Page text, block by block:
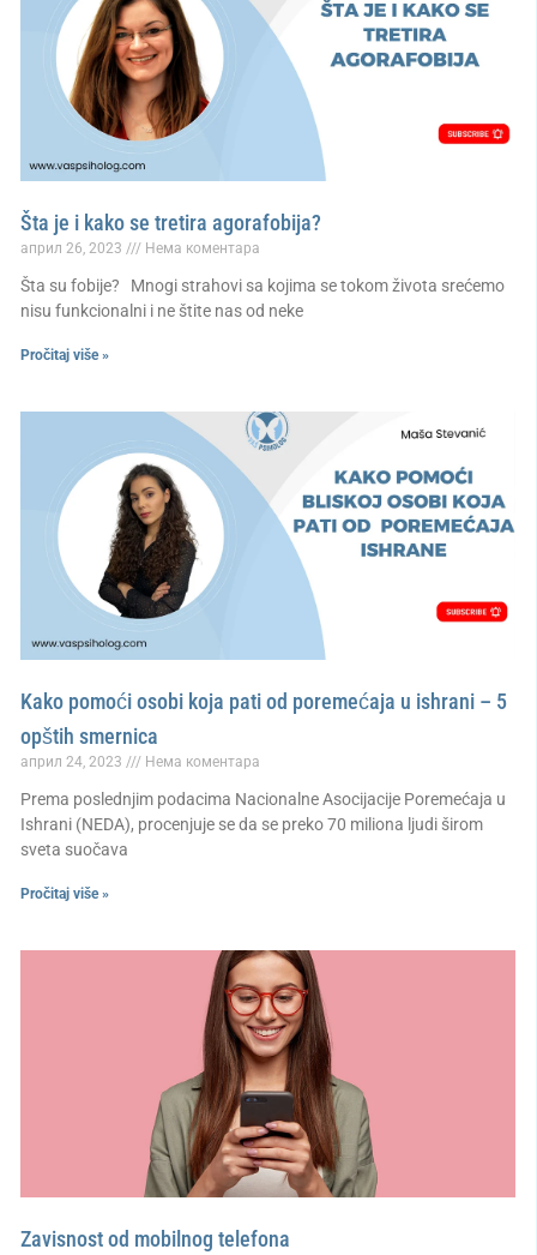
Šta je i kako se tretira agorafobija?
април 26, 2023 Нема коментара
Šta su fobije? Mnogi strahovi sa kojima se tokom života srećemo
nisu funkcionalni i ne štite nas od neke
Pročitaj više »
Kako pomoći osobi koja pati od poremećaja u ishrani – 5
opštih smernica
април 24, 2023 Нема коментара
Prema poslednjim podacima Nacionalne Asocijacije Poremećaja u
Ishrani (NEDA), procenjuje se da se preko 70 miliona ljudi širom
sveta suočava
Pročitaj više »
Zavisnost od mobilnog telefona